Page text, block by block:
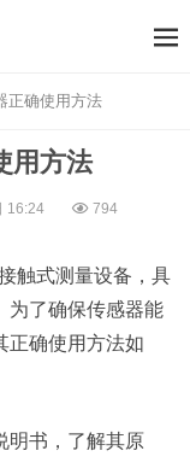
正确使用方法
用方法
16:24 794
触式测量设备，具
为了确保传感器能
正确使用方法如
书，了解其原